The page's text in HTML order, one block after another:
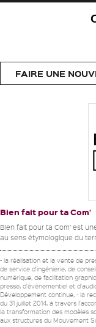
FAIRE UNE
Bien fait pour ta Com’
Bien fait pour ta Com’ est
au sens étymologique du
- la réalisation et la vente de
de service d'ingénierie, de
numérique, de facilitation
presse, d'évènementiel et
Développement continue, - la
du 31 juillet 2014, à travers
la transformation des modèles
aux structures du Mouvement